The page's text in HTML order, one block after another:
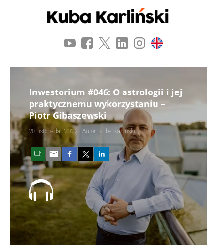
Inwestorium #046: O astrologii i jej
praktycznemu wykorzystaniu –
Piotr Gibaszewski
28 listopada , 2022 | Autor: Kuba Karliński